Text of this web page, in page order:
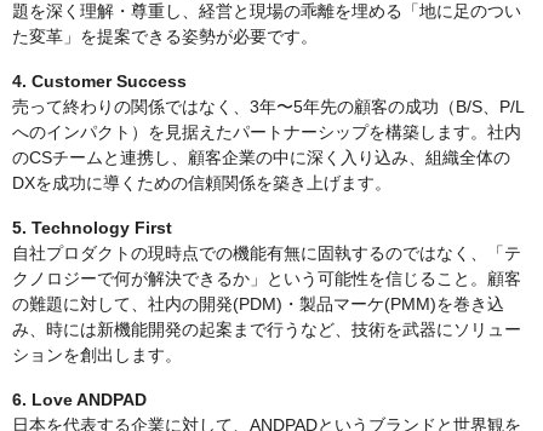
題を深く理解・尊重し、経営と現場の乖離を埋める「地に足のつい
た変革」を提案できる姿勢が必要です。
4. Customer Success
売って終わりの関係ではなく、3年〜5年先の顧客の成功（B/S、P/L
へのインパクト）を見据えたパートナーシップを構築します。社内
のCSチームと連携し、顧客企業の中に深く入り込み、組織全体の
DXを成功に導くための信頼関係を築き上げます。
5. Technology First
自社プロダクトの現時点での機能有無に固執するのではなく、「テ
クノロジーで何が解決できるか」という可能性を信じること。顧客
の難題に対して、社内の開発(PDM)・製品マーケ(PMM)を巻き込
み、時には新機能開発の起案まで行うなど、技術を武器にソリュー
ションを創出します。
6. Love ANDPAD
日本を代表する企業に対して、ANDPADというブランドと世界観を